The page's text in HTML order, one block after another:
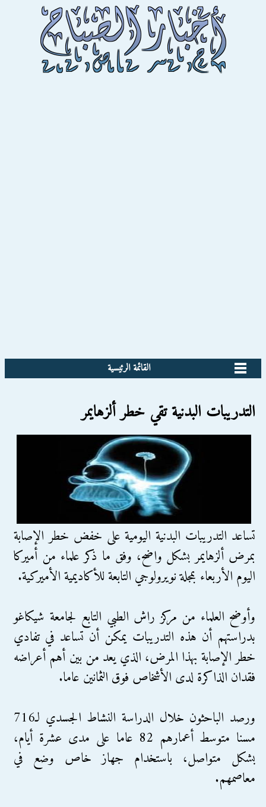
القائمة الرئيسية
التدريبات البدنية تقي خطر ألزهايمر
تساعد التدريبات البدنية اليومية على خفض خطر الإصابة
بمرض ألزهايمر بشكل واضح، وفق ما ذكر علماء من أميركا
اليوم الأربعاء بمجلة نويرولوجي التابعة للأكاديمية الأميركية.
وأوضح العلماء من مركز راش الطبي التابع لجامعة شيكاغو
بدراستهم أن هذه التدريبات يمكن أن تساعد في تفادي
خطر الإصابة بهذا المرض، الذي يعد من بين أهم أعراضه
فقدان الذاكرة لدى الأشخاص فوق الثمانين عاما.
ورصد الباحثون خلال الدراسة النشاط الجسدي لـ716
مسنا متوسط أعمارهم 82 عاما على مدى عشرة أيام،
بشكل متواصل، باستخدام جهاز خاص وضع في
معاصمهم.